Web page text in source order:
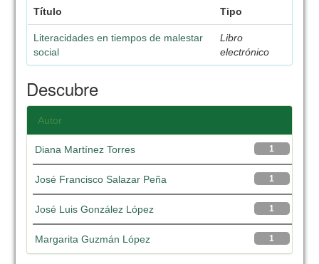
Título Tipo
Literacidades en tiempos de malestar
social
Libro
electrónico
Descubre
Autor
1
Diana Martínez Torres
1
José Francisco Salazar Peña
1
José Luis González López
1
Margarita Guzmán López